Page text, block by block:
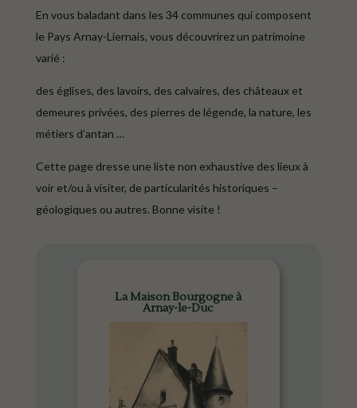
En vous baladant dans les 34 communes qui composent
le Pays Arnay-Liernais, vous découvrirez un patrimoine
varié :
des églises, des lavoirs, des calvaires, des châteaux et
demeures privées, des pierres de légende, la nature, les
métiers d’antan …
Cette page dresse une liste non exhaustive des lieux à
voir et/ou à visiter, de particularités historiques –
géologiques ou autres. Bonne visite !
La Maison Bourgogne à
Arnay-le-Duc